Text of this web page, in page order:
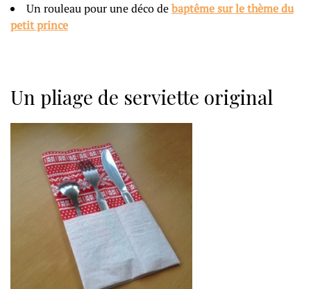
Un rouleau pour une déco debaptême sur le thème du
petit prince
Un pliage de serviette original